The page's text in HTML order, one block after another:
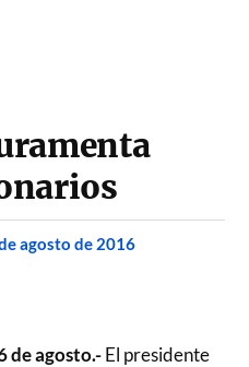
agosto de 2016
de agosto.-El presidente